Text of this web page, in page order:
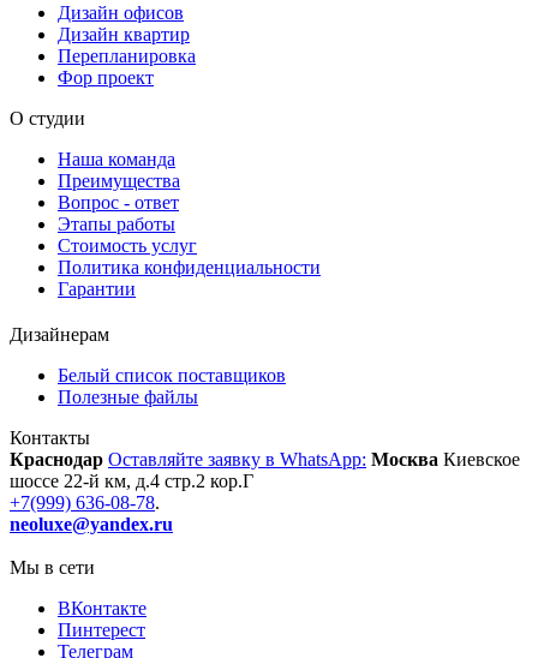
Дизайн офисов
Дизайн квартир
Перепланировка
Фор проект
О студии
Наша команда
Преимущества
Вопрос - ответ
Этапы работы
Стоимость услуг
Политика конфиденциальности
Гарантии
Дизайнерам
Белый список поставщиков
Полезные файлы
Контакты
Краснодар Оставляйте заявку в WhatsApp: Москва Киевское
шоссе 22-й км, д.4 стр.2 кор.Г
+7(999) 636-08-78.
neoluxe@yandex.ru
Мы в сети
ВКонтакте
Пинтерест
Телеграм